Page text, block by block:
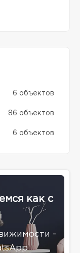
6 объектов
86 объектов
6 объектов
как с
-